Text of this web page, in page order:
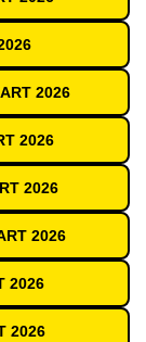
2026
2026
2026
2026
2026
2026